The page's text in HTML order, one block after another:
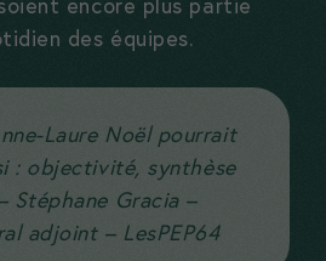
des équipes.
Laure Noël pourrait
: objectivité, synthèse
Stéphane Gracia –
adjoint – LesPEP64
comprendre
vos usages.
Experience
Ces cookies
vous assurent
une bonne